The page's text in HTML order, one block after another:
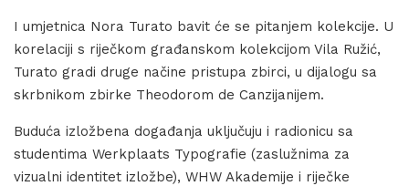
I umjetnica Nora Turato bavit će se pitanjem kolekcije. U
korelaciji s riječkom građanskom kolekcijom Vila Ružić,
Turato gradi druge načine pristupa zbirci, u dijalogu sa
skrbnikom zbirke Theodorom de Canzijanijem.
Buduća izložbena događanja uključuju i radionicu sa
studentima Werkplaats Typografie (zaslužnima za
vizualni identitet izložbe), WHW Akademije i riječke